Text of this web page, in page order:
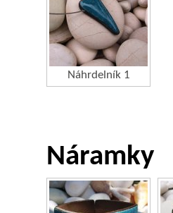
Náhrdelník 1
Náramky